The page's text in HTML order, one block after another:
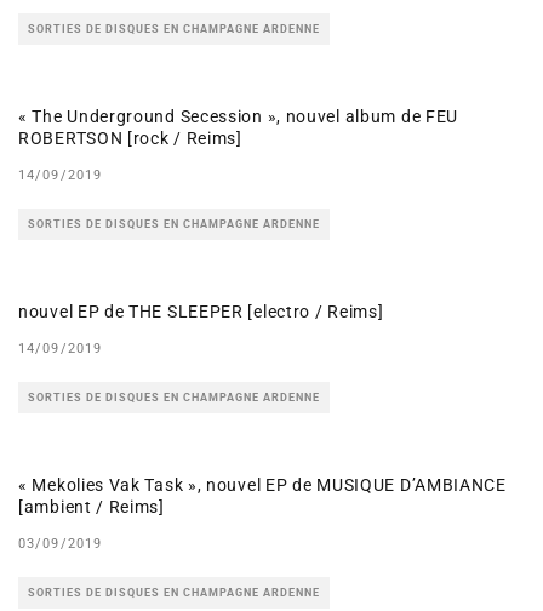
SORTIES DE DISQUES EN CHAMPAGNE ARDENNE
« The Underground Secession », nouvel album de FEU
ROBERTSON [rock / Reims]
14/09/2019
SORTIES DE DISQUES EN CHAMPAGNE ARDENNE
nouvel EP de THE SLEEPER [electro / Reims]
14/09/2019
SORTIES DE DISQUES EN CHAMPAGNE ARDENNE
« Mekolies Vak Task », nouvel EP de MUSIQUE D’AMBIANCE
[ambient / Reims]
03/09/2019
SORTIES DE DISQUES EN CHAMPAGNE ARDENNE